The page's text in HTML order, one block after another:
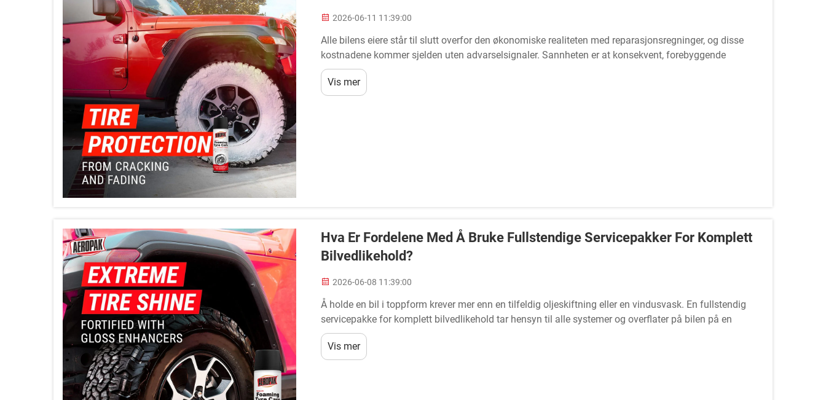
2026-06-11 11:39:00
Alle bilens eiere står til slutt overfor den økonomiske realiteten med reparasjonsregninger, og disse
kostnadene kommer sjelden uten advarselsignaler. Sannheten er at konsekvent, forebyggende
vedlikehold med riktige Full Care-produkter kan kraftig redusere hyppigheten...
Vis mer
Hva Er Fordelene Med Å Bruke Fullstendige Servicepakker For Komplett
Bilvedlikehold?
2026-06-08 11:39:00
Å holde en bil i toppform krever mer enn en tilfeldig oljeskiftning eller en vindusvask. En fullstendig
servicepakke for komplett bilvedlikehold tar hensyn til alle systemer og overflater på bilen på en
koordinert og konsekvent måte. Blant alle...
Vis mer